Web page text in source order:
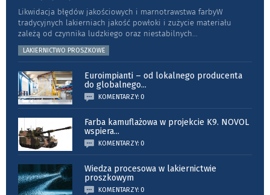
Likwidacja błędów jakościowych i marnotrawstwa farbyW
tradycyjnych lakierniach jakość powłoki i zużycie materiału
zależą od czynnika ludzkiego oraz niestabilnych...
LAKIERNICTWO PROSZKOWE
Euroimpianti – od lokalnego producenta
do globalnego...
KOMENTARZY: 0
Farba kamuflażowa w projekcie K9. NOVOL
wspiera...
KOMENTARZY: 0
Wiedza procesowa w lakiernictwie
proszkowym
KOMENTARZY: 0